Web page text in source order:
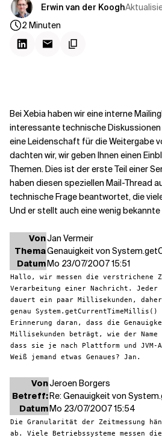
Verwandte Themen
Erwin van der Koogh
2 Minuten
Bei Xebia haben wir eine interne
interessante technische
eineLeidenschaft für die Weitergabe
dachten wir, wir geben Ihnen einen
Themen. Dies ist der erste Teil einer
haben diesen speziellen Mail-Thread
technische Frage beantwortet, die
Und er stellt auch eine wenig
VonJan Vermeir
ThemaGenauigkeit von
DatumMo 23/07/2007 15:51
Hallo, wir messen die verstrichene
Verarbeitung einer Nachricht. Jeder
dauert ein paar Millisekunden,
genau
Erinnerung daran, dass die
Millisekunden beträgt, wie der Name
dass sie je nach Plattform und
Weiß jemand etwas Genaues? Jan.
VonJeroen Borgers
Betreff:Re: Genauigkeit von
DatumMo 23/07/2007 15:54
Die Granularität der Zeitmessung
ab. Viele Betriebssysteme messen